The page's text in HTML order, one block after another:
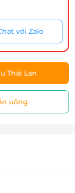
với Zalo
Thái Lan
uống